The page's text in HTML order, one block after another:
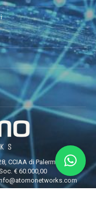
CCIAA di Palermo REA n°
€ 60.000,00